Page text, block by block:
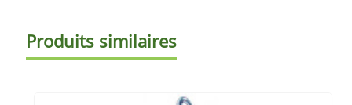
Produits similaires